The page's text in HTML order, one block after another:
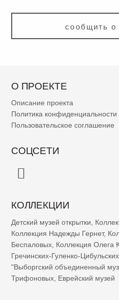
сообщить о
О ПРОЕКТЕ
Описание проекта
Политика конфиденциальности
Пользовательское соглашение
СОЦСЕТИ
КОЛЛЕКЦИИ
Детский музей открытки
Коллекция Надежды Гернет,
Беспаловых Коллекция Олега
Гречинских-Гуленко-Цибульских
"Выборгский объединенный
Трифоновых Еврейский музей